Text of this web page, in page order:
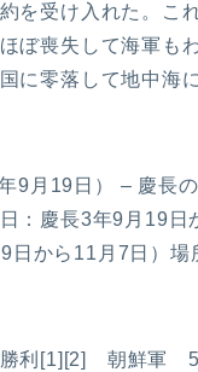
を受け入れた。こ
ぼ喪失して海軍も
に零落して地中海
9月19日） – 慶長の
：慶長3年9月19日
日から11月7日）場
勝利[1][2] 朝鮮軍